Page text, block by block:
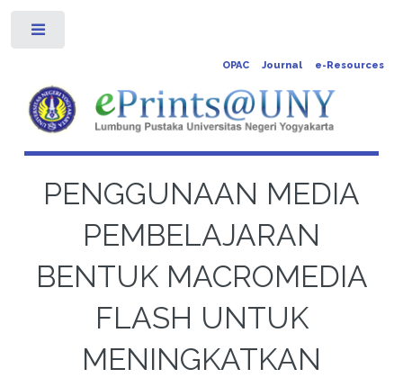
OPAC Journal e-Resources
PENGGUNAAN MEDIA
PEMBELAJARAN
BENTUK MACROMEDIA
FLASH UNTUK
MENINGKATKAN